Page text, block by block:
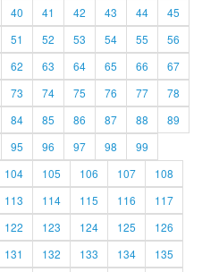
40 41 42 43 44
45
51 52 53 54 55
56
62 63 64 65 66
67
73 74 75 76 77
78
84 85 86 87 88
89
95 96 97 98
99
104 105 106 107
108
113 114 115 116
117
122 123 124 125
126
131 132 133 134
135